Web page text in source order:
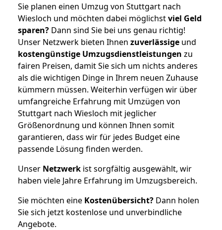
Sie planen einen Umzug von Stuttgart nach
Wiesloch und möchten dabei möglichstviel Geld
sparen? Dann sind Sie bei uns genau richtig!
Unser Netzwerk bieten Ihnen zuverlässige und
kostengünstige Umzugsdienstleistungen zu
fairen Preisen, damit Sie sich um nichts anderes
als die wichtigen Dinge in Ihrem neuen Zuhause
kümmern müssen. Weiterhin verfügen wir über
umfangreiche Erfahrung mit Umzügen von
Stuttgart nach Wiesloch mit jeglicher
Größenordnung und können Ihnen somit
garantieren, dass wir für jedes Budget eine
passende Lösung finden werden.
Unser Netzwerk ist sorgfältig ausgewählt, wir
haben viele Jahre Erfahrung im Umzugsbereich.
Sie möchten eine Kostenübersicht? Dann holen
Sie sich jetzt kostenlose und unverbindliche
Angebote.